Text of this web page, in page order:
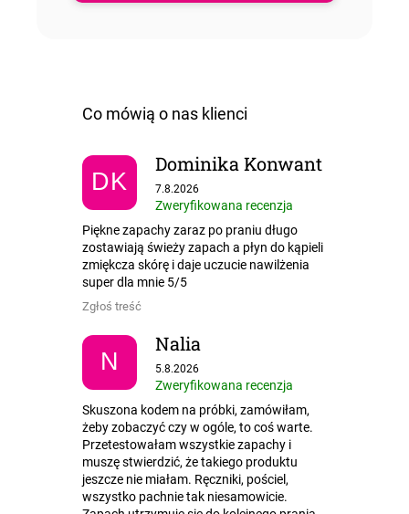
DK
Dominika Konwant
Ocena sklepu to 5 na 5 gwiazdek.
7.8.2026
Zweryfikowana recenzja
Piękne zapachy zaraz po praniu długo
zostawiają świeży zapach a płyn do kąpieli
zmiękcza skórę i daje uczucie nawilżenia
super dla mnie 5/5
Zgłoś treść
N
Nalia
Ocena sklepu to 5 na 5 gwiazdek.
5.8.2026
Zweryfikowana recenzja
Skuszona kodem na próbki, zamówiłam,
żeby zobaczyć czy w ogóle, to coś warte.
Przetestowałam wszystkie zapachy i
muszę stwierdzić, że takiego produktu
jeszcze nie miałam. Ręczniki, pościel,
wszystko pachnie tak niesamowicie.